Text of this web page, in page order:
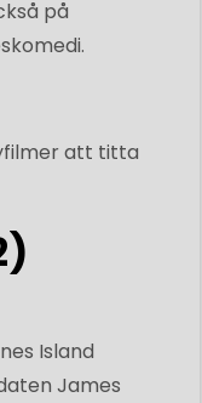
på
att titta
Island
James